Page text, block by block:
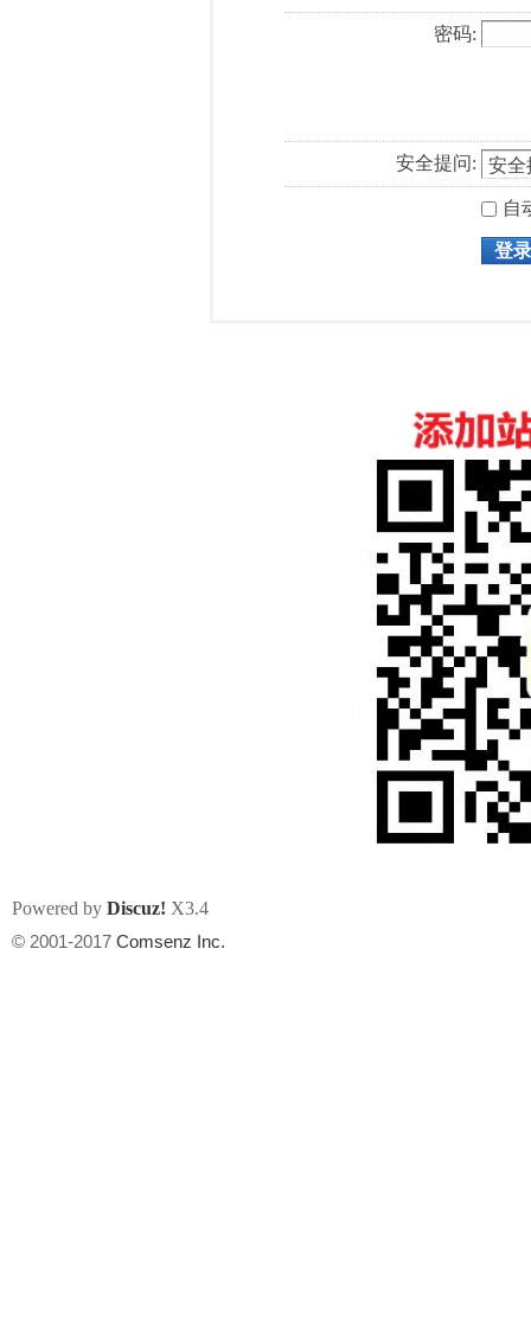
密码:
安全提问:
自
登录
Powered by Discuz! X3.4
© 2001-2017 Comsenz Inc.